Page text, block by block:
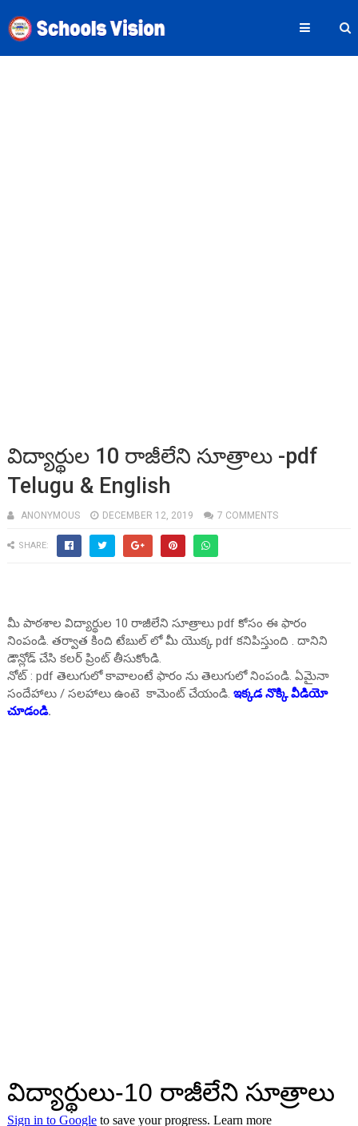
విద్యార్థుల 10 రాజీలేని సూత్రాలు -pdf
Telugu & English
ANONYMOUS DECEMBER 12, 2019 7 COMMENTS
SHARE:
మీ పాఠశాల విద్యార్థుల 10 రాజీలేని సూత్రాలు pdf కోసం ఈ ఫారం
నింపండి. తర్వాత కింది టేబుల్ లో మీ యొక్క pdf కనిపిస్తుంది . దానిని
డౌన్లోడ్ చేసి కలర్ ప్రింట్ తీసుకోండి.
నోట్ : pdf తెలుగులో కావాలంటే ఫారం ను తెలుగులో నింపండి. ఏమైనా
సందేహాలు / సలహాలు ఉంటె కామెంట్ చేయండి. ఇక్కడ నొక్కి వీడియో
చూడండి.